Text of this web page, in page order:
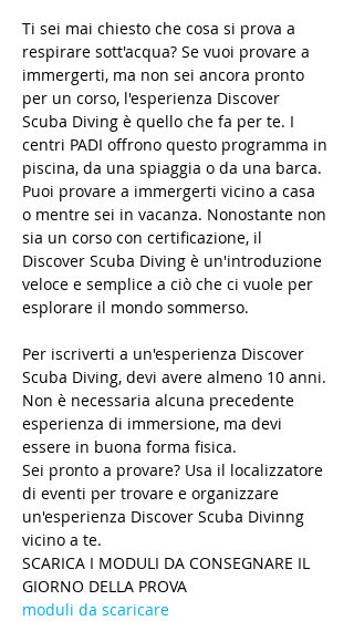
Ti sei mai chiesto che cosa si prova a
respirare sott'acqua? Se vuoi provare a
immergerti, ma non sei ancora pronto
per un corso, l'esperienza Discover
Scuba Diving è quello che fa per te. I
centri PADI offrono questo programma in
piscina, da una spiaggia o da una barca.
Puoi provare a immergerti vicino a casa
o mentre sei in vacanza. Nonostante non
sia un corso con certificazione, il
Discover Scuba Diving è un'introduzione
veloce e semplice a ciò che ci vuole per
esplorare il mondo sommerso.
Per iscriverti a un'esperienza Discover
Scuba Diving, devi avere almeno 10 anni.
Non è necessaria alcuna precedente
esperienza di immersione, ma devi
essere in buona forma fisica.
Sei pronto a provare? Usa il localizzatore
di eventi per trovare e organizzare
un'esperienza Discover Scuba Divinng
vicino a te.
SCARICA I MODULI DA CONSEGNARE IL
GIORNO DELLA PROVA
moduli da scaricare